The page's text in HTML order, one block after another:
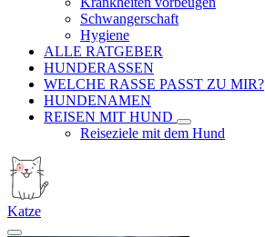
Schwangerschaft
Hygiene
ALLE RATGEBER
HUNDERASSEN
WELCHE RASSE PASST ZU MIR?
HUNDENAMEN
REISEN MIT HUND
Reiseziele mit dem Hund
Katze